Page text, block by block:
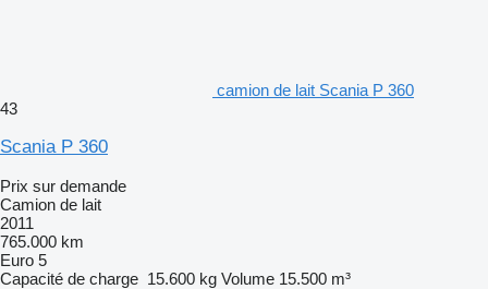
camion de lait Scania P 360
43
Scania P 360
Prix sur demande
Camion de lait
2011
765.000 km
Euro 5
Capacité de charge 15.600 kg Volume 15.500 m³